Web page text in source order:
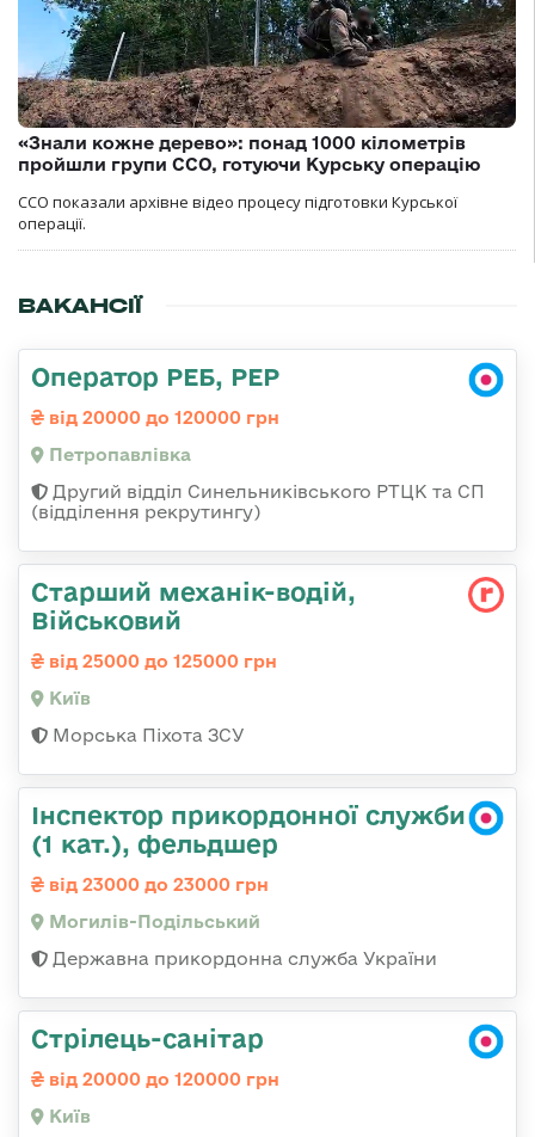
«Знали кожне дерево»: понад 1000 кілометрів
пройшли групи ССО, готуючи Курську операцію
ССО показали архівне відео процесу підготовки Курської
операції.
ВАКАНСІЇ
Оператор РЕБ, РЕР
від 20000 до 120000 грн
Петропавлівка
Другий відділ Синельниківського РТЦК та СП
(відділення рекрутингу)
Старший механік-водій,
Військовий
від 25000 до 125000 грн
Київ
Морська Піхота ЗСУ
Інспектор прикордонної служби
(1 кат.), фельдшер
від 23000 до 23000 грн
Могилів-Подільський
Державна прикордонна служба України
Стрілець-санітар
від 20000 до 120000 грн
Київ